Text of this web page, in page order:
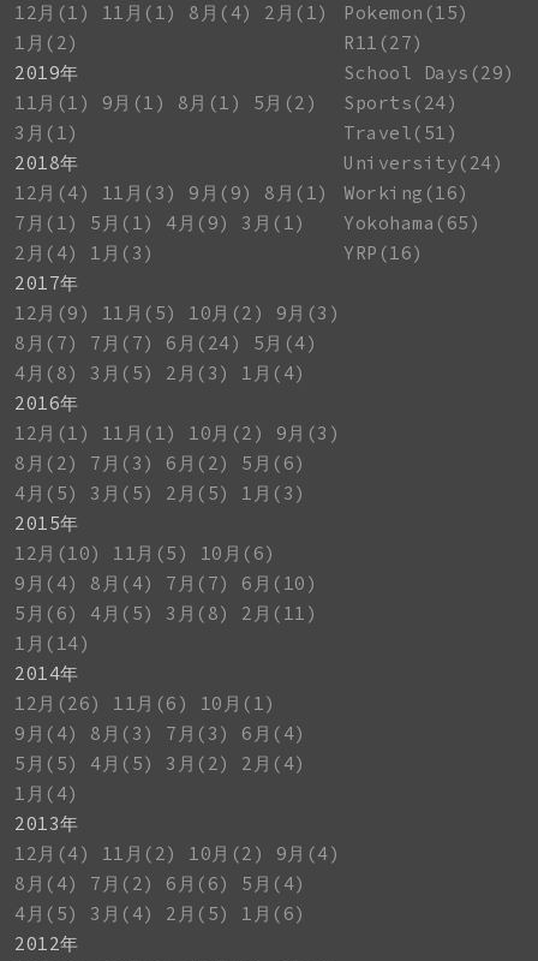
12月(1)
11月(1) 8月(4)
2月(1)
1月(2)
2019年
11月(1)
9月(1) 8月(1)
5月(2)
3月(1)
2018年
12月(4)
11月(3) 9月(9)
8月(1)
7月(1)
5月(1) 4月(9)
3月(1)
2月(4)
1月(3)
2017年
12月(9)
11月(5) 10月(2)
9月(3)
8月(7)
7月(7) 6月(24)
5月(4)
4月(8)
3月(5) 2月(3)
1月(4)
2016年
12月(1)
11月(1) 10月(2)
9月(3)
8月(2)
7月(3) 6月(2)
5月(6)
4月(5)
3月(5) 2月(5)
1月(3)
2015年
12月(10)
11月(5)
10月(6)
9月(4)
8月(4) 7月(7)
6月(10)
5月(6)
4月(5) 3月(8)
2月(11)
1月(14)
2014年
12月(26)
11月(6)
10月(1)
9月(4)
8月(3) 7月(3)
6月(4)
5月(5)
4月(5) 3月(2)
2月(4)
1月(4)
2013年
12月(4)
11月(2) 10月(2)
9月(4)
8月(4)
7月(2) 6月(6)
5月(4)
4月(5)
3月(4) 2月(5)
1月(6)
2012年
Pokemon(15)
R11(27)
School Days(29)
Sports(24)
Travel(51)
University(24)
Working(16)
Yokohama(65)
YRP(16)